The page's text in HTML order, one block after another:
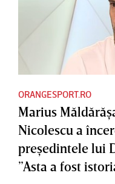
ORANGESPORT.RO
Marius
Nicolescu a
preşedintele lui
”Asta a fost